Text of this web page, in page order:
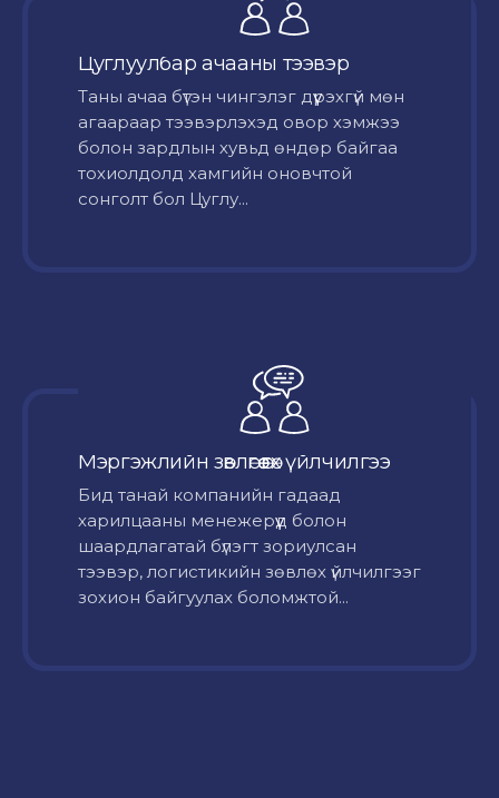
Цуглуулбар ачааны тээвэр
Таны ачаа бүтэн чингэлэг дүүрэхгүй мөн
агаараар тээвэрлэхэд овор хэмжээ
болон зардлын хувьд өндөр байгаа
тохиолдолд хамгийн оновчтой
сонголт бол Цуглу...
Мэргэжлийн зөвлөгөө өгөх үйлчилгээ
Бид танай компанийн гадаад
харилцааны менежерүүд болон
шаардлагатай бүлэгт зориулсан
тээвэр, логистикийн зөвлөх үйлчилгээг
зохион байгуулах боломжтой...